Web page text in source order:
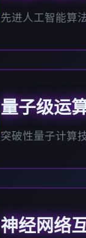
先进人工智能算
量子级运
突破性量子计算
神经网络